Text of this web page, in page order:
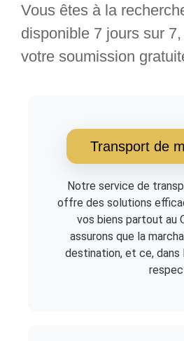
Vous êtes à la
disponible 7 jours sur
votre soumission
Transport de
Notre service de
offre des solutions
vos biens partout au
assurons que la
destination, et ce, dans